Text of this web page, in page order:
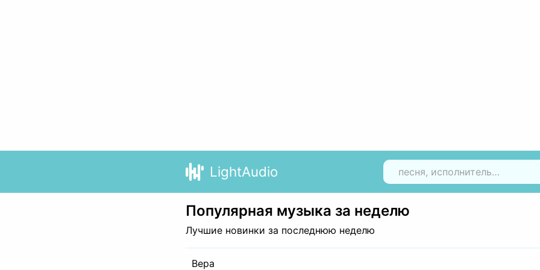
LightAudio
Популярная музыка за неделю
Лучшие новинки за последнюю неделю
Вера